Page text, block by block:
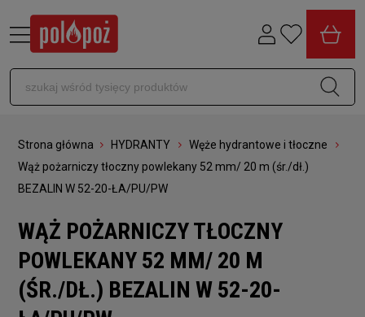
Strona główna HYDRANTY
Węże hydrantowe i tłoczne
Wąż pożarniczy tłoczny powlekany 52 mm/ 20 m (śr./dł.)
BEZALIN W 52-20-ŁA/PU/PW
WĄŻ POŻARNICZY TŁOCZNY
POWLEKANY 52 MM/ 20 M
(ŚR./DŁ.) BEZALIN W 52-20-